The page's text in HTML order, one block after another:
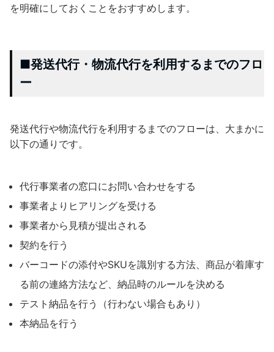
を明確にしておくことをおすすめします。
■発送代行・物流代行を利用するまでのフロ
ー
発送代行や物流代行を利用するまでのフローは、大まかに
以下の通りです。
代行事業者の窓口にお問い合わせをする
事業者よりヒアリングを受ける
事業者から見積が提出される
契約を行う
バーコードの添付やSKUを識別する方法、商品が着庫す
る前の連絡方法など、納品時のルールを決める
テスト納品を行う（行わない場合もあり）
本納品を行う